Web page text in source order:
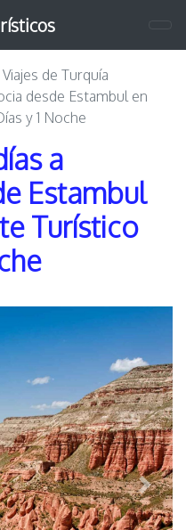
de Turquía
desde Estambul en
y 1 Noche
a
Estambul
Turístico
Next